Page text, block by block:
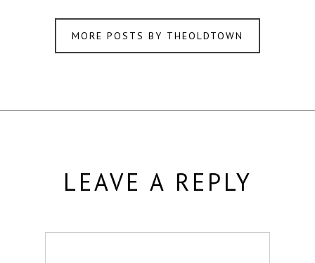
MORE POSTS BY THEOLDTOWN
LEAVE A REPLY